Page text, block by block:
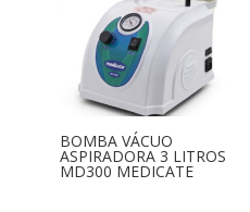
BOMBA VÁCUO
ASPIRADORA 3 LITROS
MD300 MEDICATE